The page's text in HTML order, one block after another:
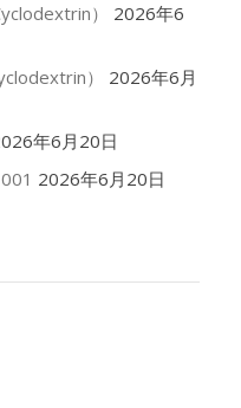
）
2026年6
）
2026年6月
年6月20日
2026年6月20日